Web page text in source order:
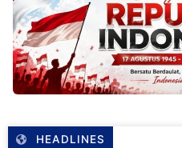
HEADLINES